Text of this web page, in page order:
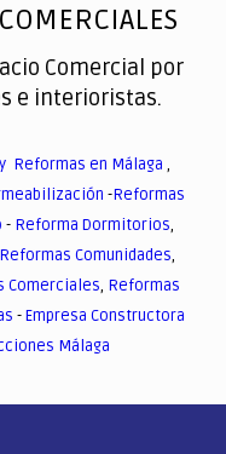
Comercial por
e interioristas.
Reformas en Málaga ,
-Reformas
- Reforma Dormitorios,
Reformas Comunidades,
Comerciales, Reformas
-Empresa Constructora
Málaga